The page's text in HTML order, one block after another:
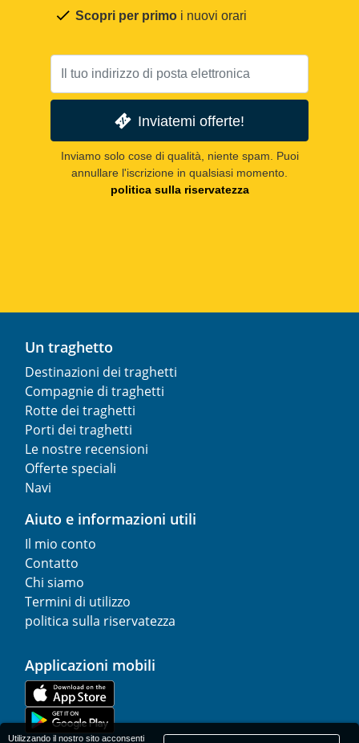
Scopri per primo i nuovi orari
Inviatemi offerte!
Inviamo solo cose di qualità, niente spam. Puoi
annullare l'iscrizione in qualsiasi momento.
politica sulla riservatezza
Un traghetto
Destinazioni dei traghetti
Compagnie di traghetti
Rotte dei traghetti
Porti dei traghetti
Le nostre recensioni
Offerte speciali
Navi
Aiuto e informazioni utili
Il mio conto
Contatto
Chi siamo
Termini di utilizzo
politica sulla riservatezza
Applicazioni mobili
Utilizzando il nostro sito acconsenti